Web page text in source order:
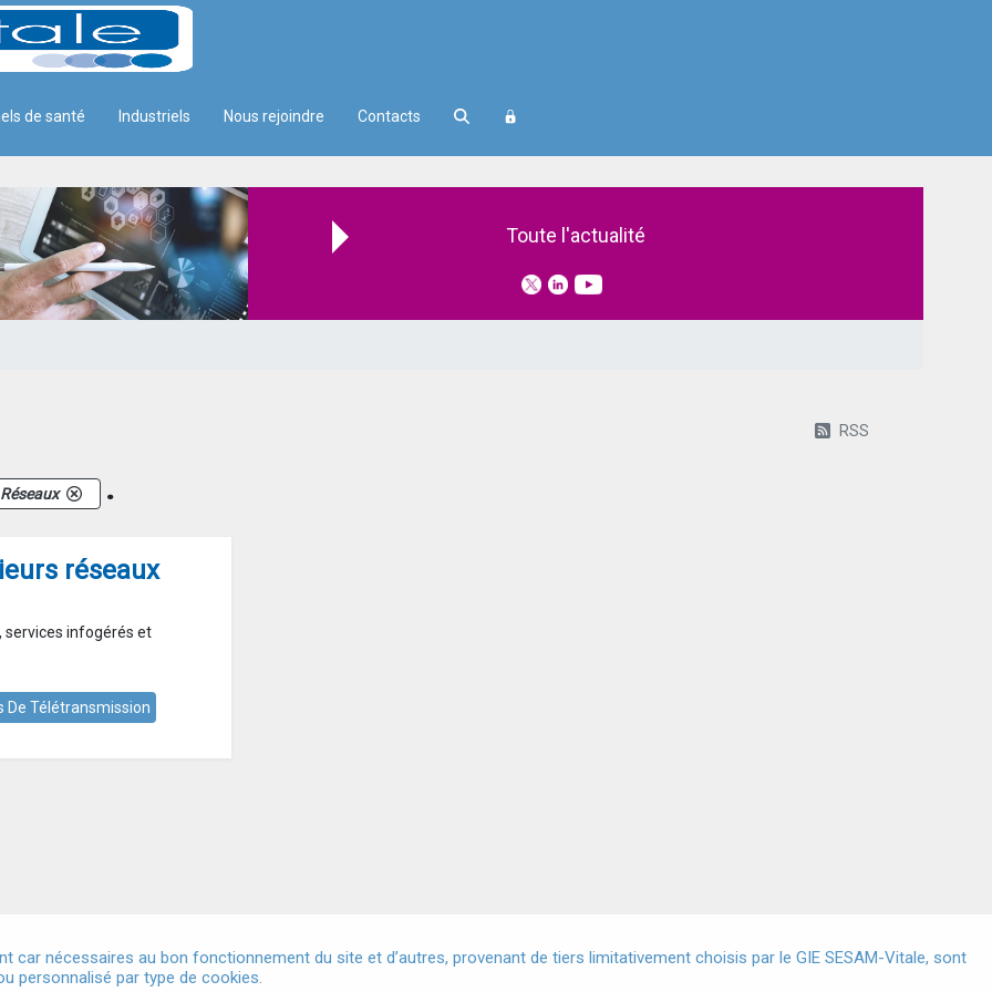
de santé Industriels Nous rejoindre Contacts
Toute l'actualité
RSS
Réseaux .
réseaux
services infogérés et
De Télétransmission
nécessaires au bon fonctionnement du site et d’autres, provenant de tiers limitativement choisis par le GIE SESAM-Vitale, sont
personnalisé par type de cookies.